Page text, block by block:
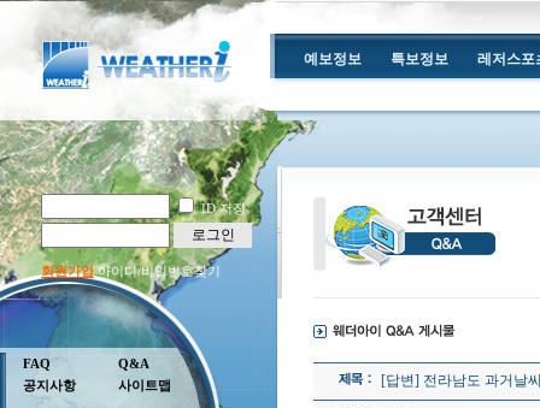
ID 저장
로그인
회원가입아이디/비밀번호찾기
예보정보 특보정보 레저스포
FAQ
공지사항
Q&A
사이트맵
[답변] 전라남도 과거날